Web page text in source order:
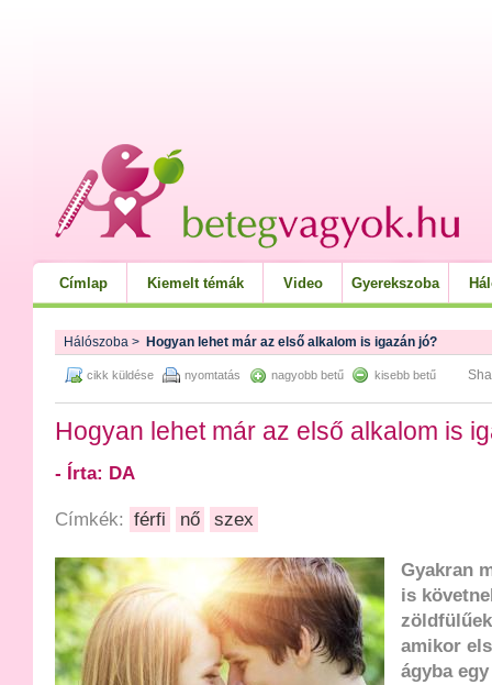
Címlap Kiemelt témák Video Gyerekszoba
Hálószoba > Hogyan lehet már az első alkalom is igazán jó?
cikk küldése nyomtatás nagyobb betű kisebb betű
Hogyan lehet már az első alkalom is
- Írta: DA
Címkék: férfi nő szex
Gyakran
is
amikor
ágyba